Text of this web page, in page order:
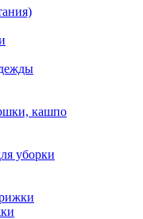
кашпо
уборки